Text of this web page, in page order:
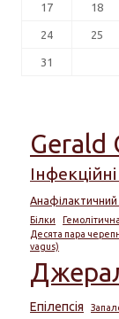
17 18
24 25
31
Gerald
Білки
Десята пара
vagus)
Епілепсія